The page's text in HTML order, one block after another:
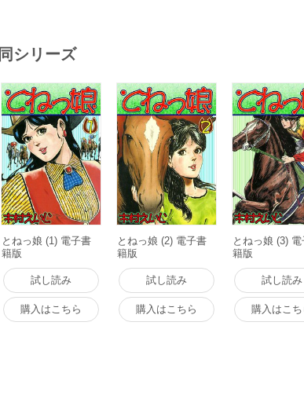
同シリーズ
とねっ娘 (1) 電子書
籍版
試し読み
購入はこちら
とねっ娘 (2) 電子書
籍版
試し読み
購入はこちら
とねっ娘 (3)
籍版
試し読み
購入はこち